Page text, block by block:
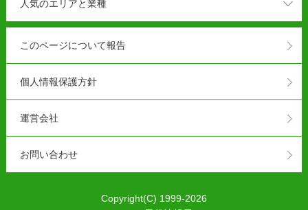
人気のエリアと業種
このページについて報告
個人情報保護方針
運営会社
お問い合わせ
Copyright(C) 1999-2026